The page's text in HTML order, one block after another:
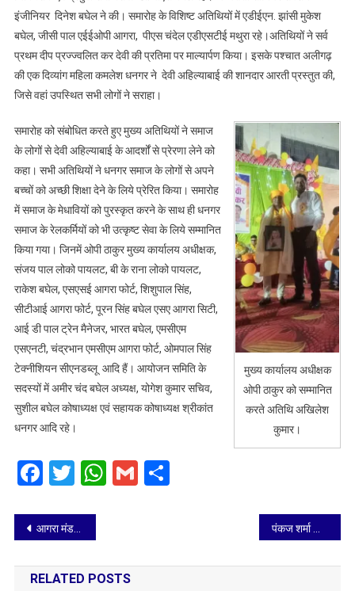
इंजीनियर दिनेश बघेल ने की। समारोह के विशिष्ट अतिथियों में एडीईएन. झांसी मुकेश
बघेल, जीसी पाल एईईओपी आगरा, पीएस चंदेल एडीएसटीई मथुरा रहे।अतिथियों ने सर्व
प्रथम दीप प्रज्ज्वलित कर देवी की प्रतिमा पर माल्यार्पण किया। इसके पश्चात अलीगढ़
की एक दिव्यांग महिला कमलेश धनगर ने देवी अहिल्याबाई की शानदार आरती प्रस्तुत की,
जिसे वहां उपस्थित सभी लोगों ने सराहा।
मुख्य कार्यालय अधीक्षक
ओपी ठाकुर को सम्मानित
करते अतिथि अखिलेश
कुमार।
समारोह को संबोधित करते हुए मुख्य अतिथियों ने समाज
के लोगों से देवी अहिल्याबाई के आदर्शों से प्रेरणा लेने को
कहा। सभी अतिथियों ने धनगर समाज के लोगों से अपने
बच्चों को अच्छी शिक्षा देने के लिये प्रेरित किया। समारोह
में समाज के मेधावियों को पुरस्कृत करने के साथ ही धनगर
समाज के रेलकर्मियों को भी उत्कृष्ट सेवा के लिये सम्मानित
किया गया। जिनमें ओपी ठाकुर मुख्य कार्यालय अधीक्षक,
संजय पाल लोको पायलट, बी के राना लोको पायलट,
राकेश बघेल, एसएसई आगरा फोर्ट, शिशुपाल सिंह,
सीटीआई आगरा फोर्ट, पूरन सिंह बघेल एसए आगरा सिटी,
आई डी पाल ट्रेन मैनेजर, भारत बघेल, एमसीएम
एसएनटी, चंद्रभान एमसीएम आगरा फोर्ट, ओमपाल सिंह
टेक्नीशियन सीएनडब्लू आदि हैं। आयोजन समिति के
सदस्यों में अमीर चंद बघेल अध्यक्ष, योगेश कुमार सचिव,
सुशील बघेल कोषाध्यक्ष एवं सहायक कोषाध्यक्ष श्रीकांत
धनगर आदि रहे।
Facebook
Twitter
WhatsApp
GmailShare
Post
navigation
आगरा मंडल में दिव्यांग एटीवीएम फैसिलिटेटरों की नियुक्ति प्रक्रिया संपन्न
RELATED POSTS